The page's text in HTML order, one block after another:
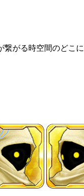
繋がる時空間のどこ